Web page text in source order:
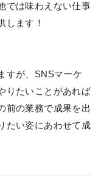
では味わえない仕事
します！
すが、SNSマーケ
りたいことがあれば
前の業務で成果を出
たい姿にあわせて成